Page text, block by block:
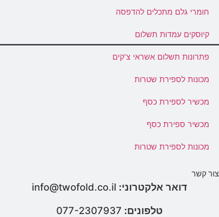
חומרי גלם מתכלים להדפסה
קיוסקים עמדות תשלום
פתרונות תשלום אשראי צ'קים
מכונות לספירת שטרות
מכשיר לספירת כסף
מכשיר ספירת כסף
מכונות לספירת שטרות
צור קשר
דואר אלקטרוני:
טלפונים: